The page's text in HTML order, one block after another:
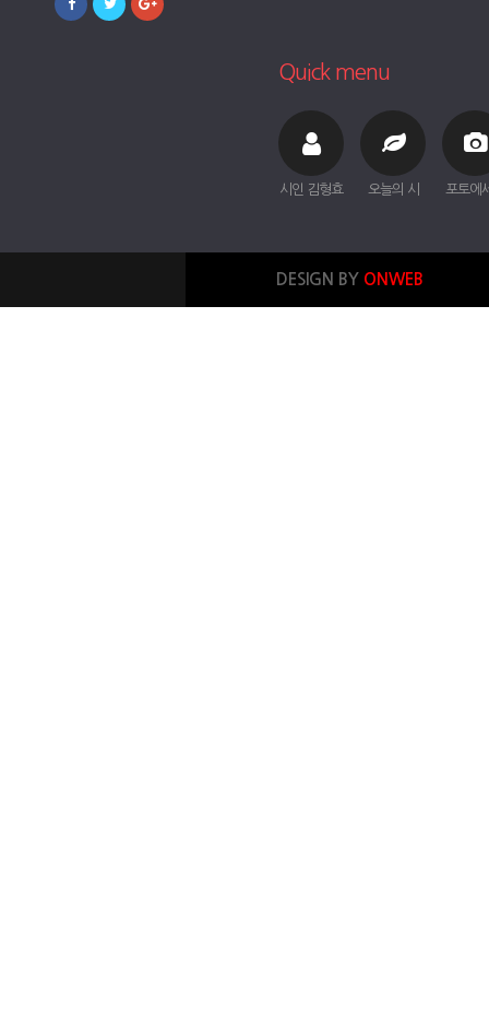
Quick menu
시인 김형효 오늘의 시 포토에
DESIGN BY ONWEB